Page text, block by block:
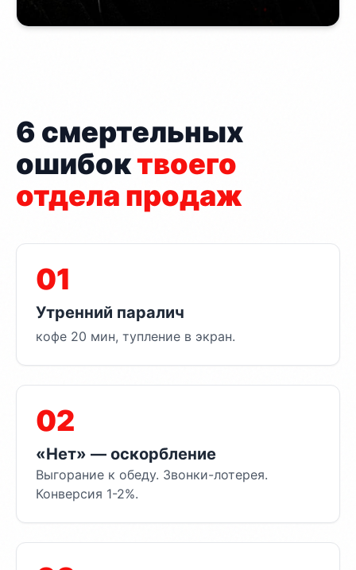
6 смертельных
ошибоктвоего
отдела продаж
01
Утренний паралич
кофе 20 мин, тупление в экран.
02
«Нет» — оскорбление
Выгорание к обеду. Звонки-лотерея.
Конверсия 1-2%.